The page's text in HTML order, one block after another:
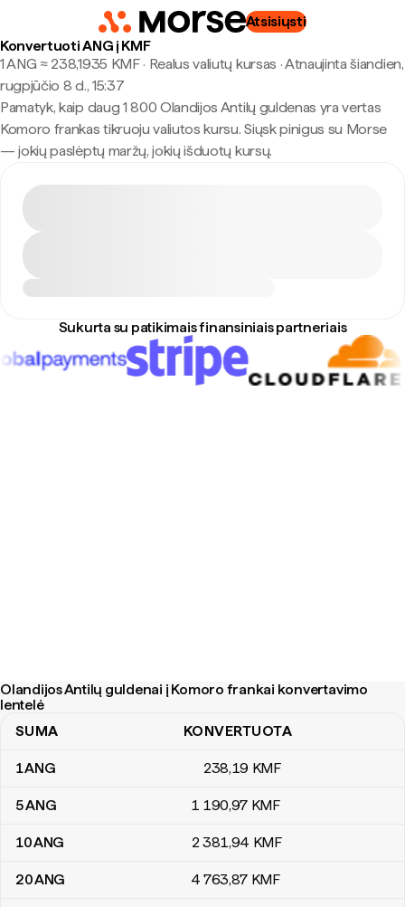
Atsisiųsti
Konvertuoti ANG į KMF
1 ANG ≈ 238,1935 KMF · Realus valiutų kursas ·Atnaujinta šiandien,
rugpjūčio 8 d., 15:37
Pamatyk, kaip daug 1 800 Olandijos Antilų guldenas yra vertas
Komoro frankas tikruoju valiutos kursu. Siųsk pinigus su Morse
— jokių paslėptų maržų, jokių išduotų kursų.
Sukurta su patikimais finansiniais partneriais
Olandijos Antilų guldenai į Komoro frankai konvertavimo
lentelė
Olandijos Antilų guldenai į Komoro frankai konvertavimo lentelė
SUMA KONVERTUOTA
1ANG 238,19 KMF
5ANG 1 190,97 KMF
10ANG 2 381,94 KMF
20ANG 4 763,87 KMF